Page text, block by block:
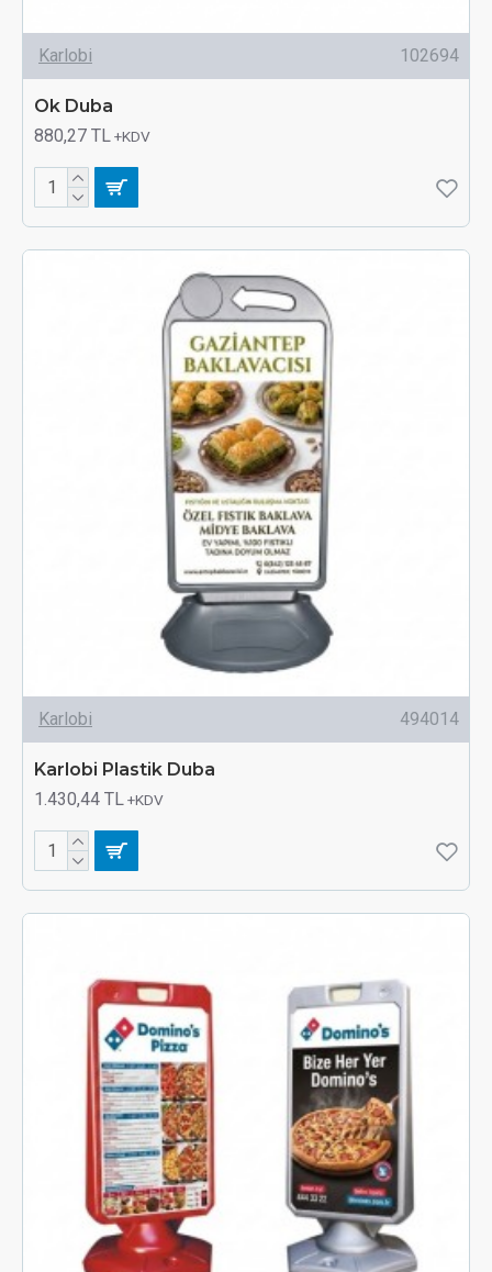
Karlobi 102694
Ok Duba
880,27 TL+KDV
Karlobi 494014
Karlobi Plastik Duba
1.430,44 TL+KDV